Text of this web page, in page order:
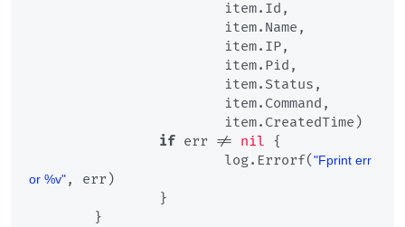
if err != nil {
			log.Errorf(
"Fprint err
or %v", err)